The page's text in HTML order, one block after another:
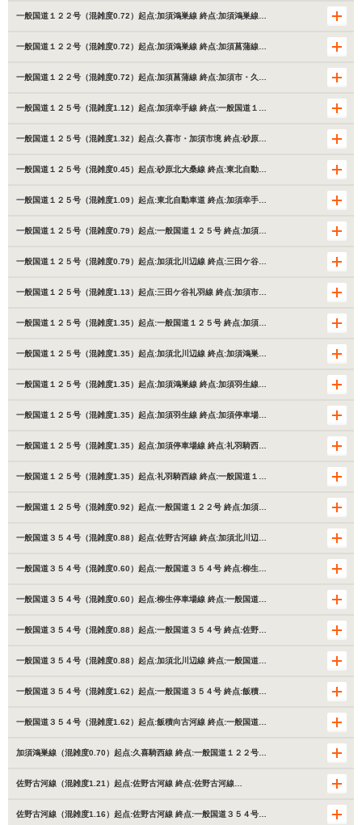
一般国道１２２号（混雑度0.72）起点:加須鴻巣線 終点:加須鴻巣線…
一般国道１２２号（混雑度0.72）起点:加須鴻巣線 終点:加須菖蒲線…
一般国道１２２号（混雑度0.72）起点:加須菖蒲線 終点:加須市・久…
一般国道１２５号（混雑度1.12）起点:加須幸手線 終点:一般国道１…
一般国道１２５号（混雑度1.32）起点:久喜市・加須市境 終点:砂原…
一般国道１２５号（混雑度0.45）起点:砂原北大桑線 終点:東北自動…
一般国道１２５号（混雑度1.09）起点:東北自動車道 終点:加須幸手…
一般国道１２５号（混雑度0.79）起点:一般国道１２５号 終点:加須…
一般国道１２５号（混雑度0.79）起点:加須北川辺線 終点:三田ケ谷…
一般国道１２５号（混雑度1.13）起点:三田ケ谷礼羽線 終点:加須市…
一般国道１２５号（混雑度1.35）起点:一般国道１２５号 終点:加須…
一般国道１２５号（混雑度1.35）起点:加須北川辺線 終点:加須鴻巣…
一般国道１２５号（混雑度1.35）起点:加須鴻巣線 終点:加須羽生線…
一般国道１２５号（混雑度1.35）起点:加須羽生線 終点:加須停車場…
一般国道１２５号（混雑度1.35）起点:加須停車場線 終点:礼羽騎西…
一般国道１２５号（混雑度1.35）起点:礼羽騎西線 終点:一般国道１…
一般国道１２５号（混雑度0.92）起点:一般国道１２２号 終点:加須…
一般国道３５４号（混雑度0.88）起点:佐野古河線 終点:加須北川辺…
一般国道３５４号（混雑度0.60）起点:一般国道３５４号 終点:柳生…
一般国道３５４号（混雑度0.60）起点:柳生停車場線 終点:一般国道…
一般国道３５４号（混雑度0.88）起点:一般国道３５４号 終点:佐野…
一般国道３５４号（混雑度0.88）起点:加須北川辺線 終点:一般国道…
一般国道３５４号（混雑度1.62）起点:一般国道３５４号 終点:飯積…
一般国道３５４号（混雑度1.62）起点:飯積向古河線 終点:一般国道…
加須鴻巣線（混雑度0.70）起点:久喜騎西線 終点:一般国道１２２号…
佐野古河線（混雑度1.21）起点:佐野古河線 終点:佐野古河線…
佐野古河線（混雑度1.16）起点:佐野古河線 終点:一般国道３５４号…